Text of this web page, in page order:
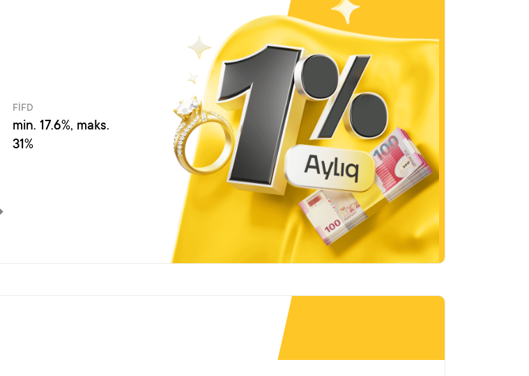
FİFD
min. 17.6%, maks.
31%